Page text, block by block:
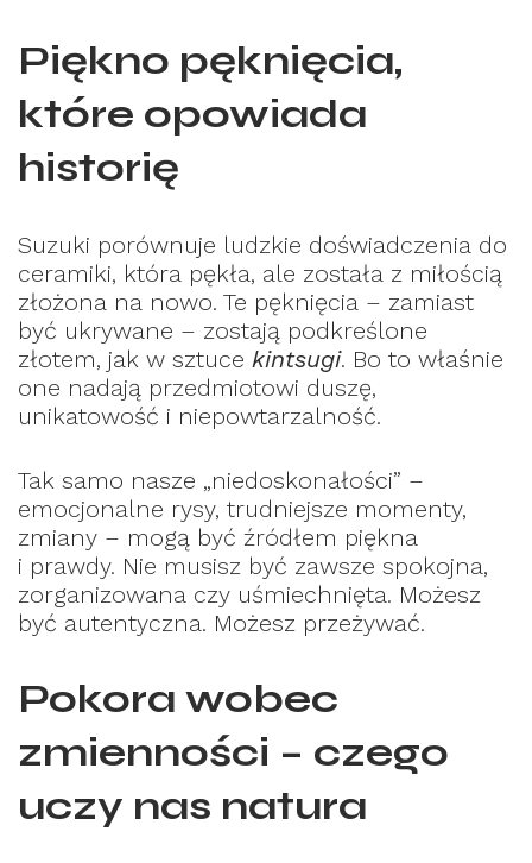
Piękno pęknięcia,
które opowiada
historię
Suzuki porównuje ludzkie doświadczenia do
ceramiki, która pękła, ale została z miłością
złożona na nowo. Te pęknięcia – zamiast
być ukrywane – zostają podkreślone
złotem, jak w sztuce kintsugi. Bo to właśnie
one nadają przedmiotowi duszę,
unikatowość i niepowtarzalność.
Tak samo nasze „niedoskonałości” –
emocjonalne rysy, trudniejsze momenty,
zmiany – mogą być źródłem piękna
i prawdy. Nie musisz być zawsze spokojna,
zorganizowana czy uśmiechnięta. Możesz
być autentyczna. Możesz przeżywać.
Pokora wobec
zmienności – czego
uczy nas natura